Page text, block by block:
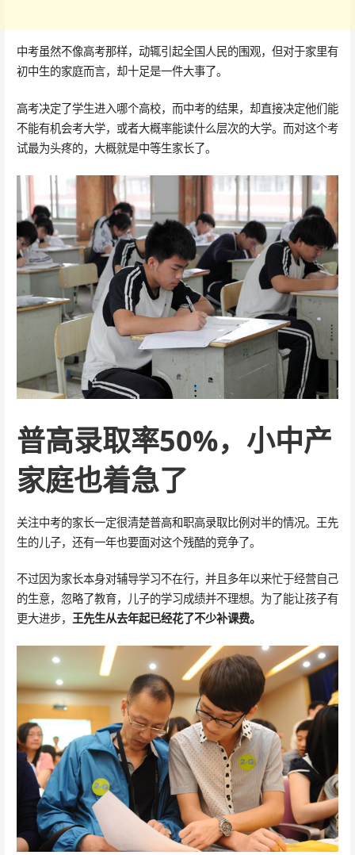
中考虽然不像高考那样，动辄引起全国人民的围观，但对于家里有
初中生的家庭而言，却十足是一件大事了。
高考决定了学生进入哪个高校，而中考的结果，却直接决定他们能
不能有机会考大学，或者大概率能读什么层次的大学。而对这个考
试最为头疼的，大概就是中等生家长了。
普高录取率50%，小中产
家庭也着急了
关注中考的家长一定很清楚普高和职高录取比例对半的情况。王先
生的儿子，还有一年也要面对这个残酷的竞争了。
不过因为家长本身对辅导学习不在行，并且多年以来忙于经营自己
的生意，忽略了教育，儿子的学习成绩并不理想。为了能让孩子有
更大进步， 王先生从去年起已经花了不少补课费。